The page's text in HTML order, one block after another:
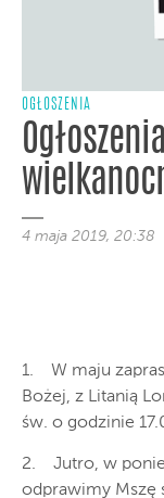
OGŁOSZENIA
4 maja 2019, 20:38
1. W maju
Bożej, z Litanią
św. o godzinie
2. Jutro, w
odprawimy Mszę